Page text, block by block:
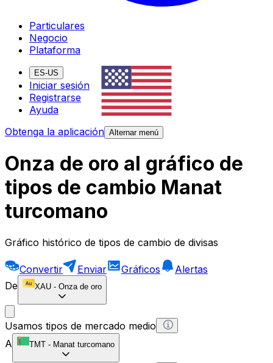
Particulares
Negocio
Plataforma
ES-US
Iniciar sesión
Registrarse
Ayuda
Obtenga la aplicación Alternar menú
Onza de oro al gráfico de
tipos de cambio Manat
turcomano
Gráfico histórico de tipos de cambio de divisas
Convertir Enviar Gráficos
Alertas
De
XAU - Onza de oro
Usamos tipos de mercado medio
A
TMT - Manat turcomano